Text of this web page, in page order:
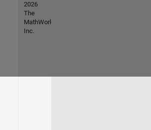
2026
The
MathWorks,
Inc.